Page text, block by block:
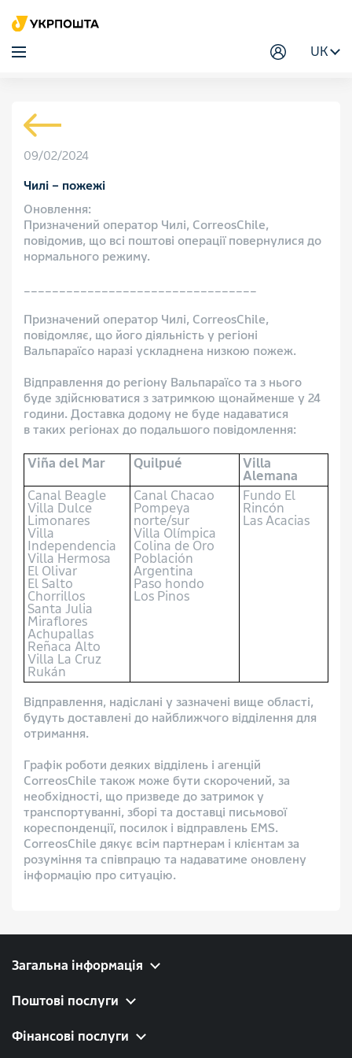
UK
09/02/2024
Чилі – пожежі
Оновлення:
Призначений оператор Чилі, CorreosChile,
повідомив, що всі поштові операції повернулися до
нормального режиму.
_________________________________
Призначений оператор Чилі, CorreosChile,
повідомляє, що його діяльність у регіоні
Вальпараїсо наразі ускладнена низкою пожеж.
Відправлення до регіону Вальпараїсо та з нього
буде здійснюватися з затримкою щонайменше у 24
години. Доставка додому не буде надаватися
в таких регіонах до подальшого повідомлення:
Viña del Mar Quilpué
Villa
Alemana
Canal Beagle
Villa Dulce
Limonares
Villa
Independencia
Villa Hermosa
El Olivar
El Salto
Chorrillos
Santa Julia
Miraflores
Achupallas
Reñaca Alto
Villa La Cruz
Rukán
Canal Chacao
Pompeya
norte/sur
Villa Olímpica
Colina de Oro
Población
Argentina
Paso hondo
Los Pinos
Fundo El
Rincón
Las Acacias
Відправлення, надіслані у зазначені вище області,
будуть доставлені до найближчого відділення для
отримання.
Графік роботи деяких відділень і агенцій
CorreosChile також може бути скорочений, за
необхідності, що призведе до затримок у
транспортуванні, зборі та доставці письмової
кореспонденції, посилок і відправлень EMS.
CorreosChile дякує всім партнерам і клієнтам за
розуміння та співпрацю та надаватиме оновлену
інформацію про ситуацію.
Загальна інформація
Поштові послуги
Фінансові послуги